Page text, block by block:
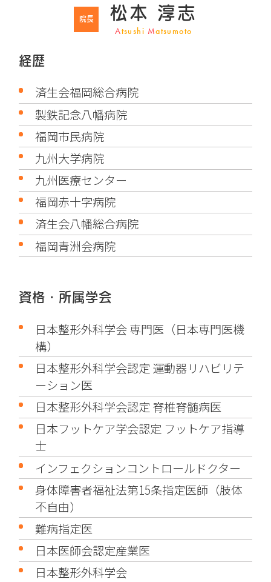
院長 松本 淳志
Atsushi Matsumoto
経歴
済生会福岡総合病院
製鉄記念八幡病院
福岡市民病院
九州大学病院
九州医療センター
福岡赤十字病院
済生会八幡総合病院
福岡青洲会病院
資格・所属学会
日本整形外科学会 専門医（日本専門医機
構）
日本整形外科学会認定 運動器リハビリテ
ーション医
日本整形外科学会認定 脊椎脊髄病医
日本フットケア学会認定 フットケア指導
士
インフェクションコントロールドクター
身体障害者福祉法第15条指定医師（肢体
不自由）
難病指定医
日本医師会認定産業医
日本整形外科学会